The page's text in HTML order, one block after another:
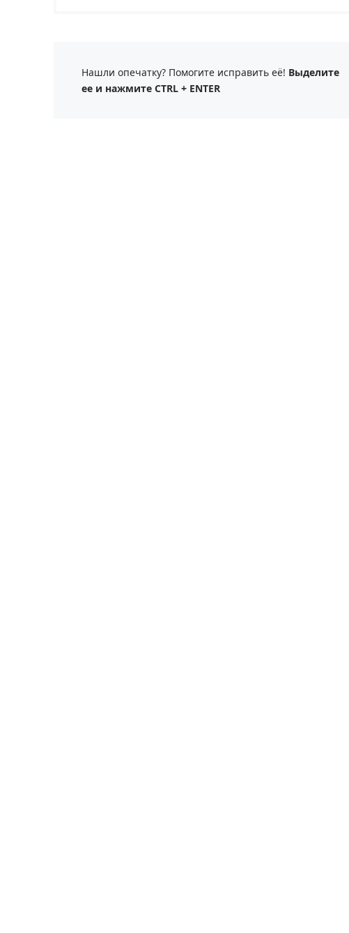
Нашли опечатку? Помогите исправить её! Выделите
ее и нажмите CTRL + ENTER